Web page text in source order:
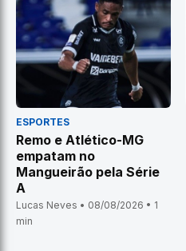
ESPORTES
Remo e Atlético-MG
empatam no
Mangueirão pela Série
A
Lucas Neves • 08/08/2026 • 1
min